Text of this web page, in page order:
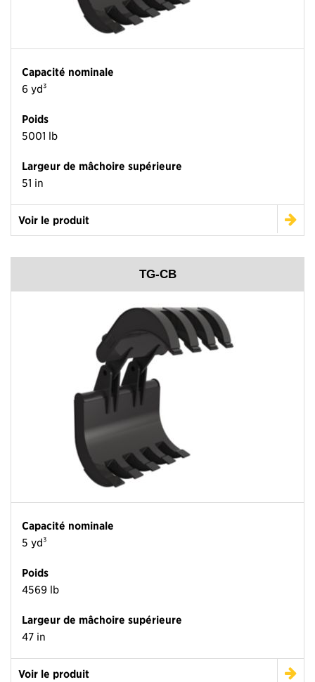
Capacité nominale
6 yd³
Poids
5001 lb
Largeur de mâchoire supérieure
51 in
Voir le produit
TG-CB
Capacité nominale
5 yd³
Poids
4569 lb
Largeur de mâchoire supérieure
47 in
Voir le produit